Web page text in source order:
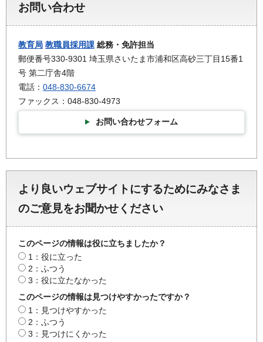
お問い合わせ
教育局 教職員採用課 総務・免許担当
郵便番号330-9301 埼玉県さいたま市浦和区高砂三丁目15番1
号 第二庁舎4階
電話： 048-830-6674
ファックス：048-830-4973
お問い合わせフォーム
より良いウェブサイトにするためにみなさま
のご意見をお聞かせください
このページの情報は役に立ちましたか？
1：役に立った
2：ふつう
3：役に立たなかった
このページの情報は見つけやすかったですか？
1：見つけやすかった
2：ふつう
3：見つけにくかった